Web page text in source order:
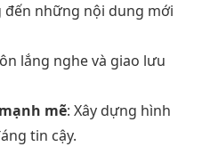
đến những nội dung mới
lắng nghe và giao lưu
mẽ: Xây dựng hình
tin cậy.